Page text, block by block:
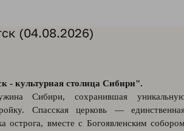
(04.08.2026)
- культурная столица Сибири".
Сибири, сохранившая
Спасская церковь —
острога, вместе с Богоявленским